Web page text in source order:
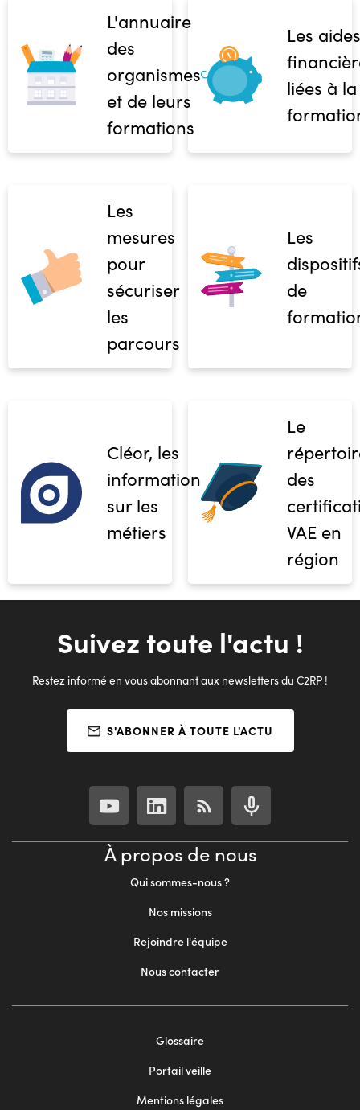
L'annuaire
des
organismes
et de leurs
formations
Les aides
liées à la
Les
mesures
pour
sécuriser
les
parcours
Les
de
Cléor, les
informations
sur les
métiers
Le
des
VAE en
région
Suivez toute l'actu !
Restez informé en vous abonnant aux newsletters du C2RP !
S'ABONNER À TOUTE L'ACTU
À propos de nous
Qui sommes-nous ?
Nos missions
Rejoindre l'équipe
Nous contacter
Glossaire
Portail veille
Mentions légales